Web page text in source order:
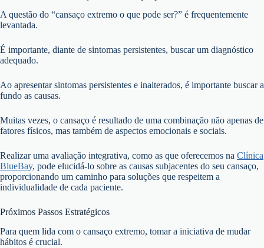
A questão do “cansaço extremo o que pode ser?” é frequentemente
levantada.
É importante, diante de sintomas persistentes, buscar um diagnóstico
adequado.
Ao apresentar sintomas persistentes e inalterados, é importante buscar a
fundo as causas.
Muitas vezes, o cansaço é resultado de uma combinação não apenas de
fatores físicos, mas também de aspectos emocionais e sociais.
Realizar uma avaliação integrativa, como as que oferecemos na Clínica
BlueBay, pode elucidá-lo sobre as causas subjacentes do seu cansaço,
proporcionando um caminho para soluções que respeitem a
individualidade de cada paciente.
Próximos Passos Estratégicos
Para quem lida com o cansaço extremo, tomar a iniciativa de mudar
hábitos é crucial.